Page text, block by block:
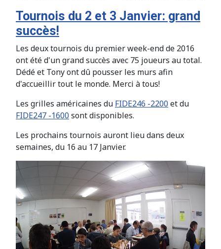
Tournois du 2 et 3 Janvier: grand
succès!
Les deux tournois du premier week-end de 2016
ont été d'un grand succès avec 75 joueurs au total.
Dédé et Tony ont dû pousser les murs afin
d'accueillir tout le monde. Merci à tous!
Les grilles américaines du FIDE246 -2200 et du
FIDE247 -1600 sont disponibles.
Les prochains tournois auront lieu dans deux
semaines, du 16 au 17 Janvier.